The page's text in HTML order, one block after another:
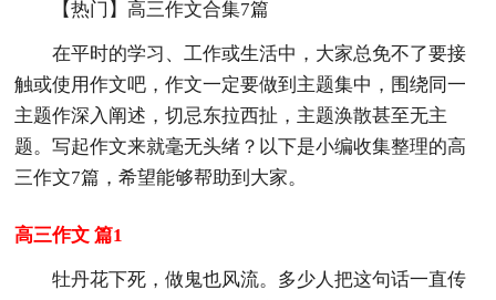
【热门】高三作文合集7篇
在平时的学习、工作或生活中，大家总免不了要接
触或使用作文吧，作文一定要做到主题集中，围绕同一
主题作深入阐述，切忌东拉西扯，主题涣散甚至无主
题。写起作文来就毫无头绪？以下是小编收集整理的高
三作文7篇，希望能够帮助到大家。
高三作文 篇1
牡丹花下死，做鬼也风流。多少人把这句话一直传